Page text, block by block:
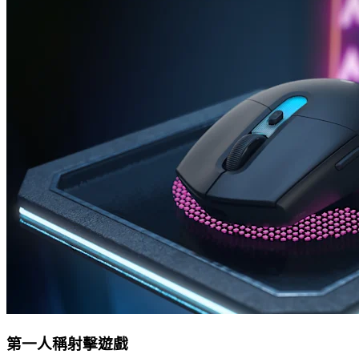
第一人稱射擊遊戲